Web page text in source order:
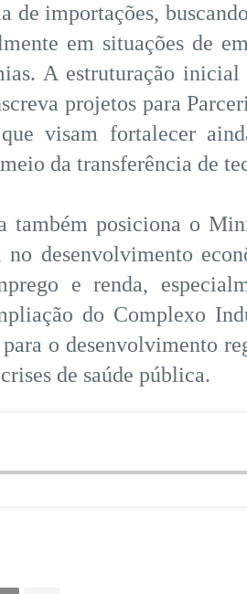
de importações,
em situações de
A estruturação
projetos para
visam fortalecer
da transferência de
também posiciona o
desenvolvimento
e renda,
do Complexo
o desenvolvimento
de saúde pública.